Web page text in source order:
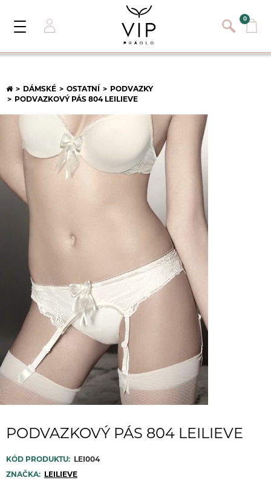
Přihlásit se
Registrace nového zákazníka
Zapomněli jste heslo ?
PŘIHLÁSIT
0
Toggle
DÁMSKÉ OSTATNÍ
PODVAZKY
PODVAZKOVÝ PÁS 804 LEILIEVE
PODVAZKOVÝ PÁS 804 LEILIEVE
KÓD PRODUKTU: LEI004
ZNAČKA: LEILIEVE